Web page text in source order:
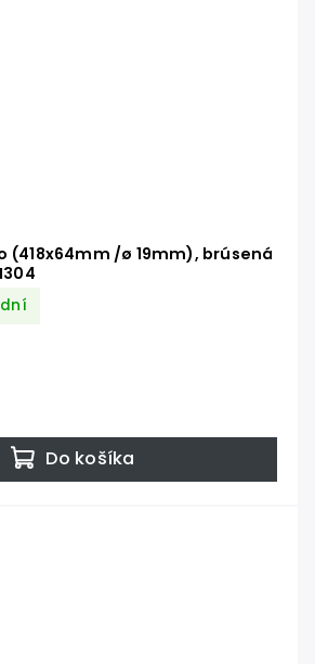
(418x64mm /ø 19mm), brúsená
Do košíka